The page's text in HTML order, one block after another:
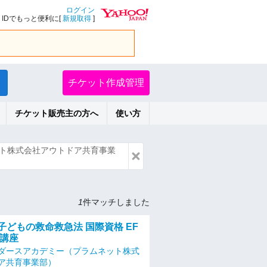
ログイン
IDでもっと便利に[新規取得 ]
チケット作成管理
チケット販売主の方へ 使い方
株式会社アウトドア共育事業
1件マッチしました
どもの救命救急法 国際資格 EF
座
ースアカデミー（プラムネット株式
共育事業部）